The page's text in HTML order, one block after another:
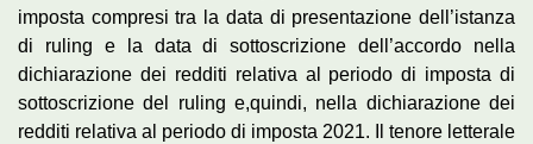
imposta compresi tra la data di presentazione dell’istanza
di ruling e la data di sottoscrizione dell’accordo nella
dichiarazione dei redditi relativa al periodo di imposta di
sottoscrizione del ruling e,quindi, nella dichiarazione dei
redditi relativa al periodo di imposta 2021. Il tenore letterale